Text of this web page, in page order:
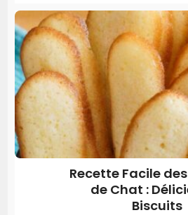
Recette Facile
de Chat :
Biscuits